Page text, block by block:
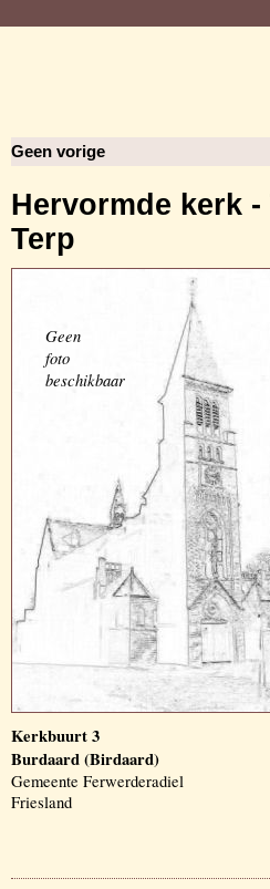
Geen vorige
Hervormde kerk
Terp
Geen
foto
beschikbaar
Kerkbuurt 3
Burdaard (Birdaard)
Gemeente Ferwerderadiel
Friesland